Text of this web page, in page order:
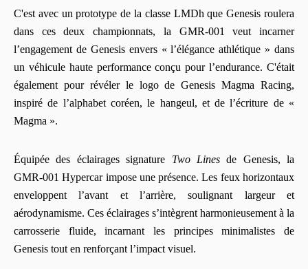
C'est avec un prototype de la classe LMDh que Genesis roulera
dans ces deux championnats, la GMR-001 veut incarner
l’engagement de Genesis envers « l’élégance athlétique » dans
un véhicule haute performance conçu pour l’endurance. C'était
également pour révéler le logo de Genesis Magma Racing,
inspiré de l’alphabet coréen, le hangeul, et de l’écriture de «
Magma ».
Équipée des éclairages signature Two Linesde Genesis, la
GMR-001 Hypercar impose une présence. Les feux horizontaux
enveloppent l’avant et l’arrière, soulignant largeur et
aérodynamisme. Ces éclairages s’intègrent harmonieusement à la
carrosserie fluide, incarnant les principes minimalistes de
Genesis tout en renforçant l’impact visuel.